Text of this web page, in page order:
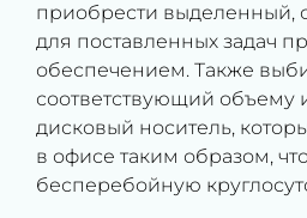
приобрести выделенный,
для поставленных задач
обеспечением. Также
соответствующий
дисковый носитель,
в офисе таким образом,
бесперебойную